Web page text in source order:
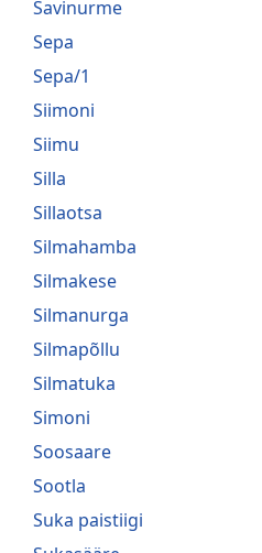
Savinurme
Sepa
Sepa/1
Siimoni
Siimu
Silla
Sillaotsa
Silmahamba
Silmakese
Silmanurga
Silmapõllu
Silmatuka
Simoni
Soosaare
Sootla
Suka paistiigi